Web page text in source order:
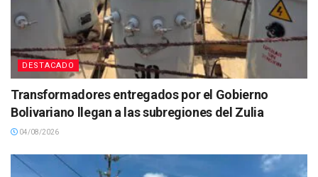
DESTACADO
Transformadores entregados por el Gobierno
Bolivariano llegan a las subregiones del Zulia
04/08/2026